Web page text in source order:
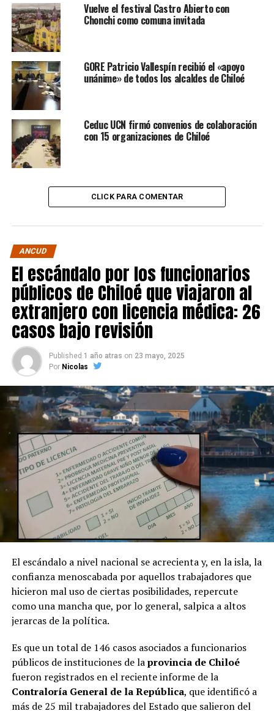
Vuelve el festival Castro Abierto con
Chonchi como comuna invitada
GORE Patricio Vallespín recibió el «apoyo
unánime» de todos los alcaldes de Chiloé
Ceduc UCN firmó convenios de colaboración
con 15 organizaciones de Chiloé
CLICK PARA COMENTAR
ANCUD
El escándalo por los funcionarios
públicos de Chiloé que viajaron al
extranjero con licencia médica: 26
casos bajo revisión
Published 1 año atras on 23 mayo, 2025
Por Nicolas
El escándalo a nivel nacional se acrecienta y, en la isla, la
confianza menoscabada por aquellos trabajadores que
hicieron mal uso de ciertas posibilidades, repercute
como una mancha que, por lo general, salpica a altos
jerarcas de la política.
Es que un total de 146 casos asociados a funcionarios
públicos de instituciones de laprovincia de Chiloé
fueron registrados en el reciente informe de la
Contraloría General de la República, que identificó a
más de 25 mil trabajadores del Estado que salieron del